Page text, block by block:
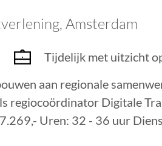
, Amsterdam
Tijdelijk met uitzicht
aan regionale
regiocoördinator Digitale
Uren: 32 - 36 uur